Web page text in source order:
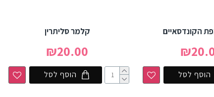
הקונדסאיים
הוסף לסל
קלמר סליתרין
₪20.00
הוסף לסל